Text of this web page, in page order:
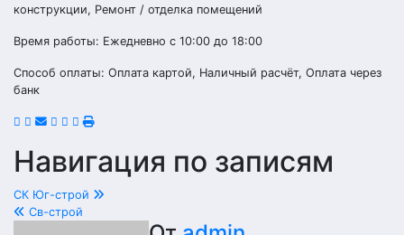
конструкции, Ремонт / отделка помещений
Время работы: Ежедневно с 10:00 до 18:00
Способ оплаты: Оплата картой, Наличный расчёт, Оплата через
банк
Навигация по записям
СК Юг-строй
Св-строй